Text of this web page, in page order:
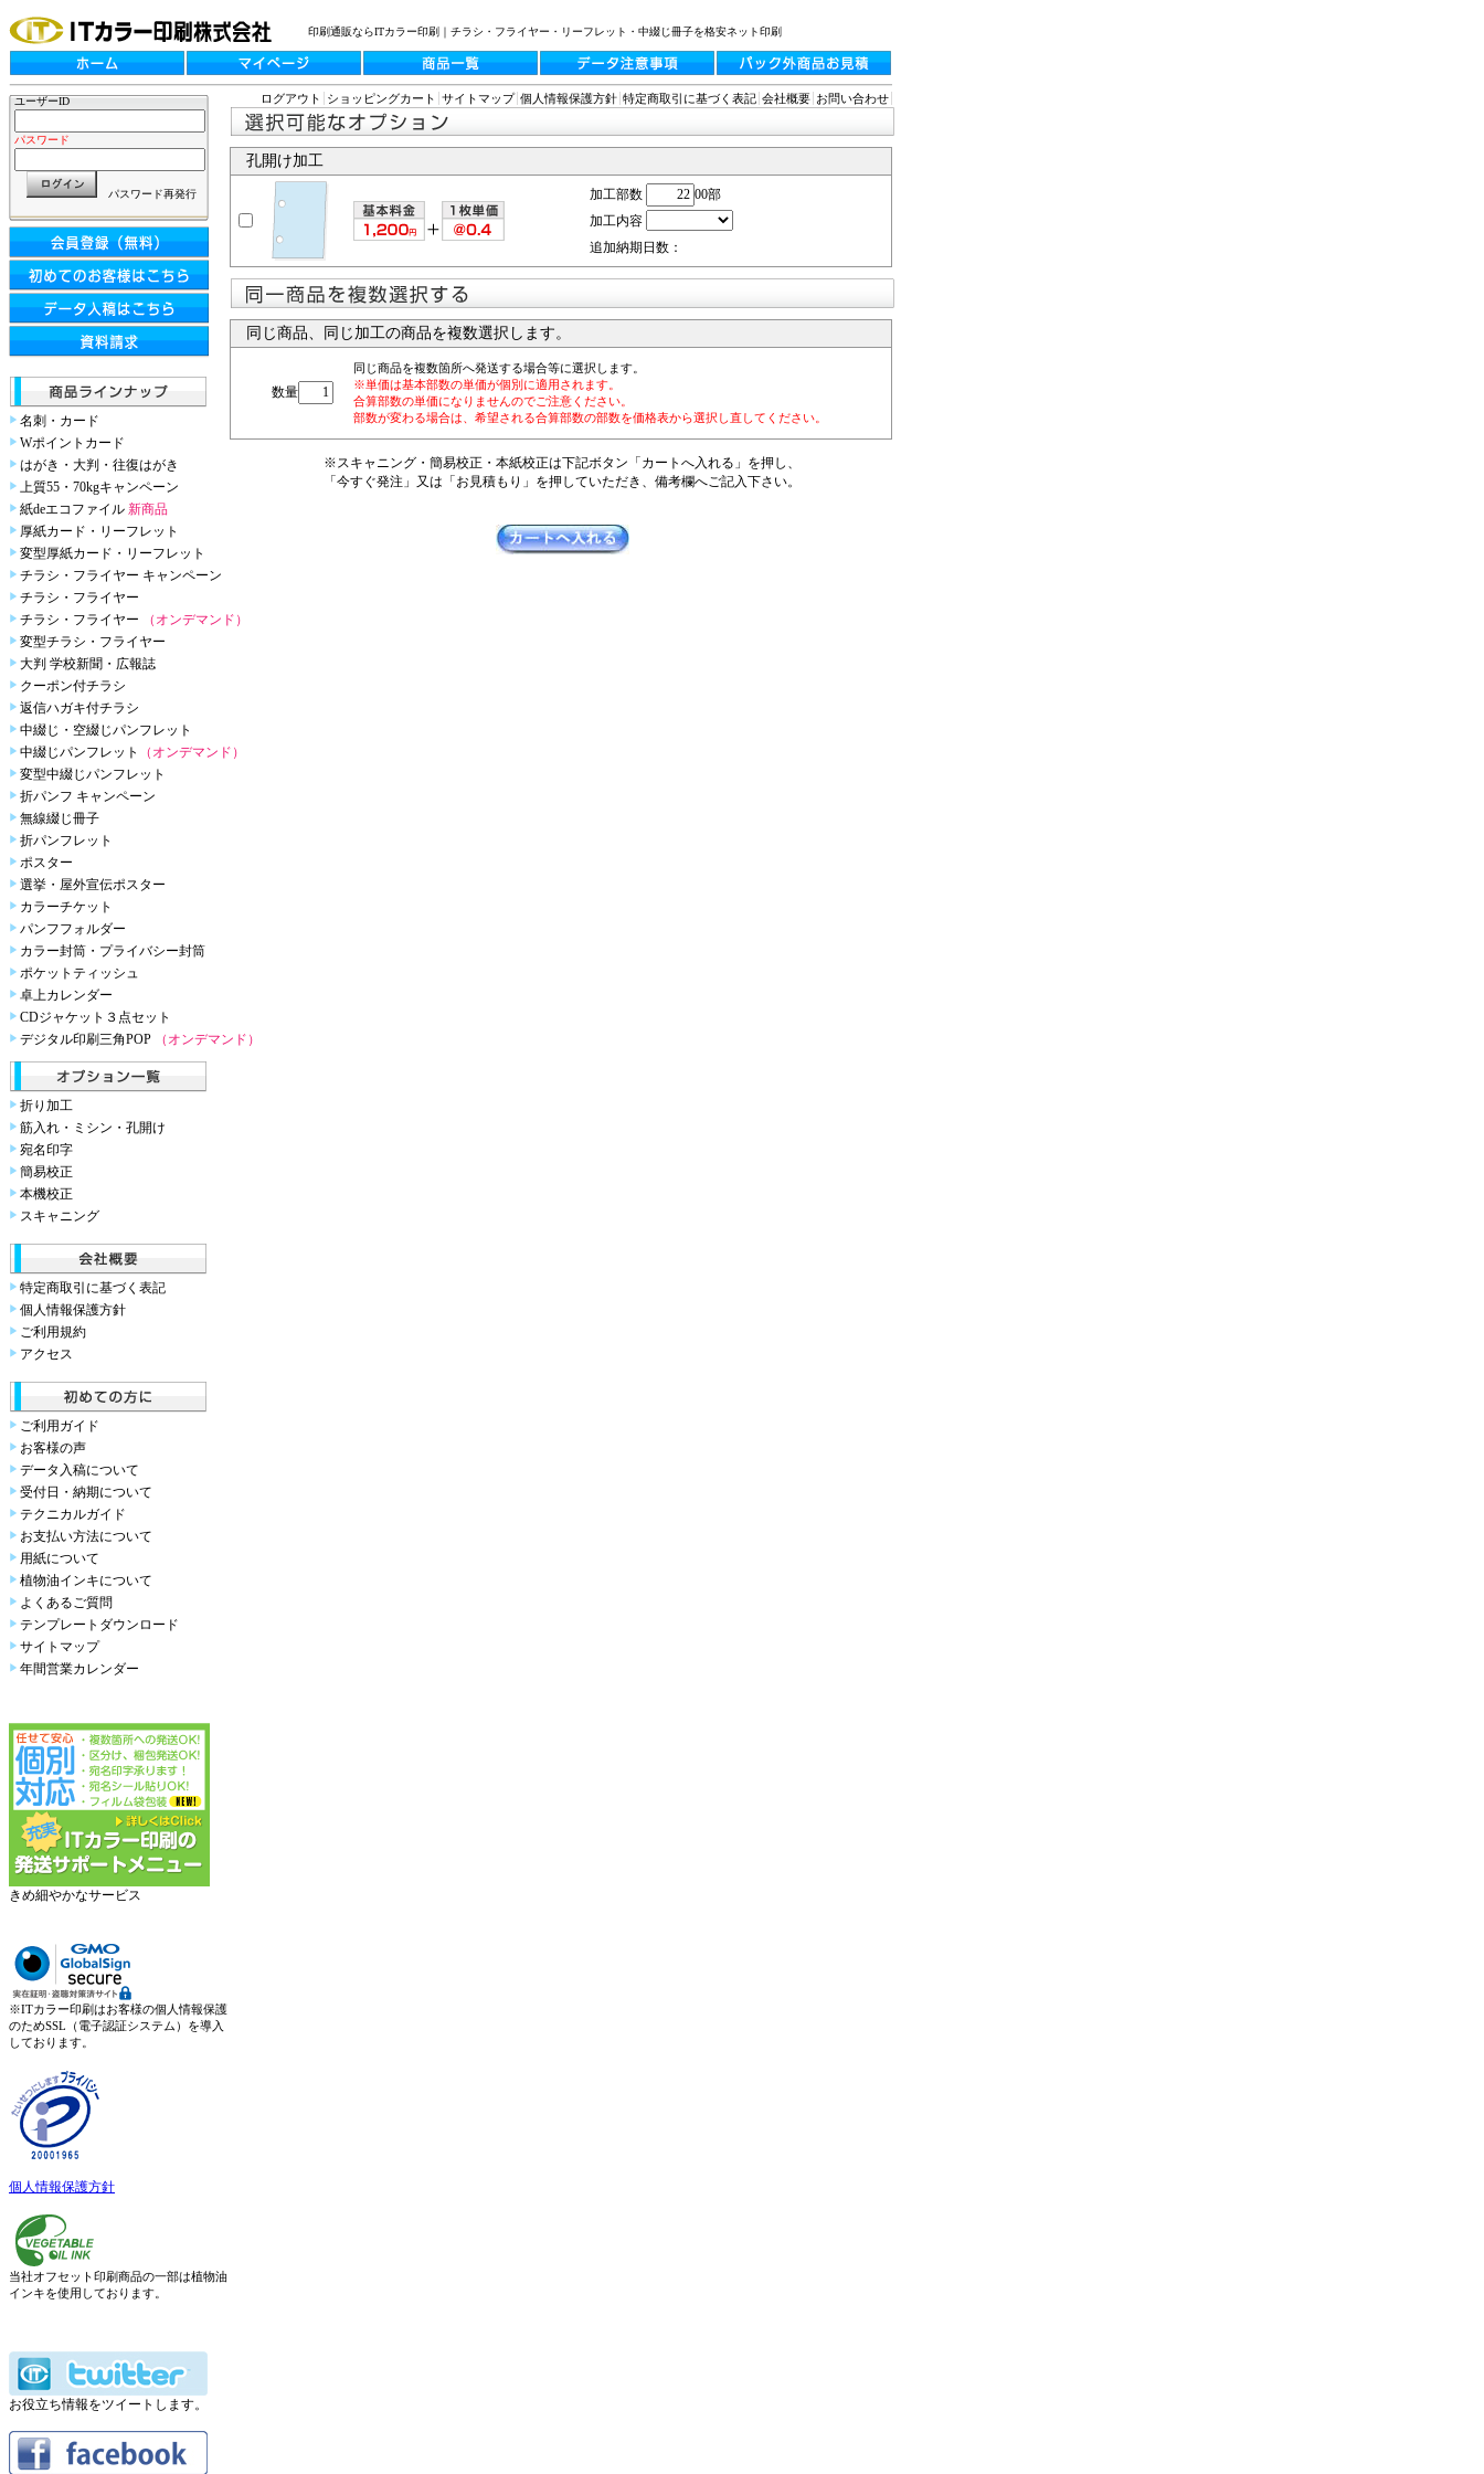
印刷通販ならITカラー印刷｜チラシ・フライヤー・リーフレット・中綴じ冊子を格安ネット印刷
ユーザーID
パスワード
パスワード再発行
名刺・カード
Wポイントカード
はがき・大判・往復はがき
上質55・70kgキャンペーン
紙deエコファイル 新商品
厚紙カード・リーフレット
変型厚紙カード・リーフレット
チラシ・フライヤー キャンペーン
チラシ・フライヤー
チラシ・フライヤー
（オンデマンド）
変型チラシ・フライヤー
大判 学校新聞・広報誌
クーポン付チラシ
返信ハガキ付チラシ
中綴じ・空綴じパンフレット
中綴じパンフレット
（オンデマンド）
変型中綴じパンフレット
折パンフ キャンペーン
無線綴じ冊子
折パンフレット
ポスター
選挙・屋外宣伝ポスター
カラーチケット
パンフフォルダー
カラー封筒・プライバシー封筒
ポケットティッシュ
卓上カレンダー
CDジャケット３点セット
デジタル印刷三角POP
（オンデマンド）
折り加工
筋入れ・ミシン・孔開け
宛名印字
簡易校正
本機校正
スキャニング
特定商取引に基づく表記
個人情報保護方針
ご利用規約
アクセス
ご利用ガイド
お客様の声
データ入稿について
受付日・納期について
テクニカルガイド
お支払い方法について
用紙について
植物油インキについて
よくあるご質問
テンプレートダウンロード
サイトマップ
年間営業カレンダー
きめ細やかなサービス
※ITカラー印刷はお客様の個人情報保護
のためSSL（電子認証システム）を導入
しております。
個人情報保護方針
当社オフセット印刷商品の一部は植物油
インキを使用しております。
お役立ち情報をツイートします。
ログアウト ショッピングカート サイトマップ 個人情報保護方針 特定商取引に基づく表記 会社概要 お問い合わせ
孔開け加工
加工部数
00部
加工内容
追加納期日数：
同じ商品、同じ加工の商品を複数選択します。
数量
同じ商品を複数箇所へ発送する場合等に選択します。
※単価は基本部数の単価が個別に適用されます。
合算部数の単価になりませんのでご注意ください。
部数が変わる場合は、希望される合算部数の部数を価格表から選択し直してください。
※スキャニング・簡易校正・本紙校正は下記ボタン「カートへ入れる」を押し、
「今すぐ発注」又は「お見積もり」を押していただき、備考欄へご記入下さい。